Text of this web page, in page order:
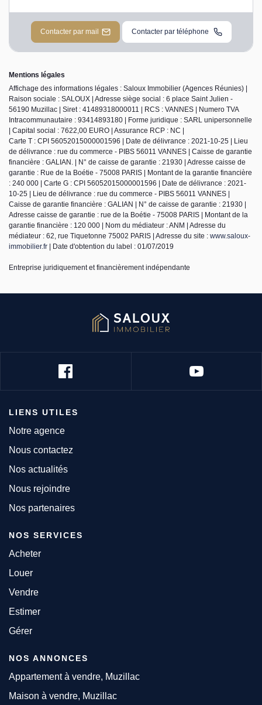
Contacter par mail Contacter par téléphone
Mentions légales
Affichage des informations légales : Saloux Immobilier (Agences Réunies) |
Raison sociale : SALOUX | Adresse siège social : 6 place Saint Julien -
56190 Muzillac | Siret : 41489318000011 | RCS : VANNES | Numero TVA
Intracommunautaire : 93414893180 | Forme juridique : SARL unipersonnelle
| Capital social : 7622,00 EURO | Assurance RCP : NC |
Carte T : CPI 56052015000001596 | Date de délivrance : 2021-10-25 | Lieu
de délivrance : rue du commerce - PIBS 56011 VANNES | Caisse de garantie
financière : GALIAN. | N° de caisse de garantie : 21930 | Adresse caisse de
garantie : Rue de la Boétie - 75008 PARIS | Montant de la garantie financière
: 240 000 | Carte G : CPI 56052015000001596 | Date de délivrance : 2021-
10-25 | Lieu de délivrance : rue du commerce - PIBS 56011 VANNES |
Caisse de garantie financière : GALIAN | N° de caisse de garantie : 21930 |
Adresse caisse de garantie : rue de la Boétie - 75008 PARIS | Montant de la
garantie financière : 120 000 | Nom du médiateur : ANM | Adresse du
médiateur : 62, rue Tiquetonne 75002 PARIS | Adresse du site : www.saloux-
immobilier.fr | Date d'obtention du label : 01/07/2019
Entreprise juridiquement et financièrement indépendante
LIENS UTILES
Notre agence
Nous contactez
Nos actualités
Nous rejoindre
Nos partenaires
NOS SERVICES
Acheter
Louer
Vendre
Estimer
Gérer
NOS ANNONCES
Appartement à vendre, Muzillac
Maison à vendre, Muzillac